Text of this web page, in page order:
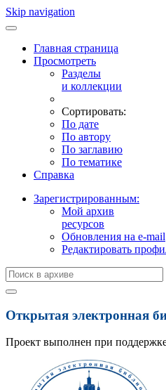
Skip navigation
Главная страница
Просмотреть
Разделы
и коллекции
Сортировать:
По дате
По автору
По заглавию
По тематике
Справка
Зарегистрированным:
Мой архив
ресурсов
Обновления на e-mail
Редактировать
Открытая электронная
Проект выполнен при